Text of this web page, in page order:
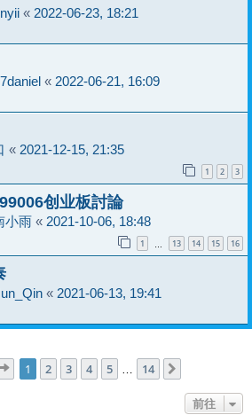
« 2022-06-23, 18:21
« 2022-06-21, 16:09
« 2021-12-15, 21:35
1 2 3
创业板討論
小雨 « 2021-10-06, 18:48
1 … 13 14 15 16
« 2021-06-13, 19:41
1 頁 (共 14 頁)
1 2 3 4 5 14
前往